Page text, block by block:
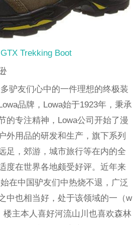
Trekking Boot
驴友们心中的一件理想的终极装
品牌，Lowa始于1923年，秉承
的专注精神，Lowa公司开始了漫
外用品的研发和生产，旗下系列
足，郊游，城市旅行等在内的全
度在世界各地颇受好评。近年来
在中国驴友们中热烧不退，广泛
中也相当好，处于该领域的一（w
主本人喜好河流山川也喜欢森林